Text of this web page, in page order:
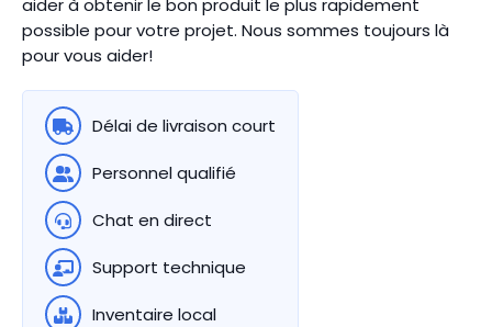
aider à obtenir le bon produit le plus rapidement
possible pour votre projet. Nous sommes toujours là
pour vous aider!
Délai de livraison court
Personnel qualifié
Chat en direct
Support technique
Inventaire local